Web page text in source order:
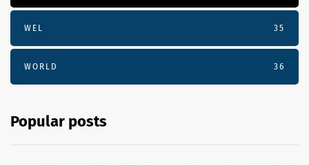
WEL 35
WORLD 36
Popular posts